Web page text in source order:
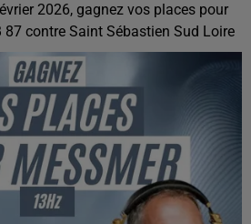
2026, gagnez vos places pour
87 contre Saint Sébastien Sud Loire